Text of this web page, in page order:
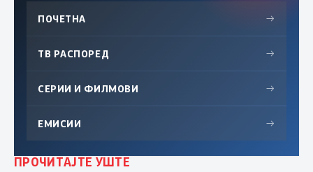
ПОЧЕТНА →
ТВ РАСПОРЕД →
СЕРИИ И ФИЛМОВИ →
ЕМИСИИ →
ПРОЧИТАЈТЕ УШТЕ